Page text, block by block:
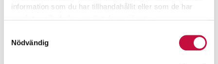
information som du har tillhandahållit eller som de har
Nödvändig